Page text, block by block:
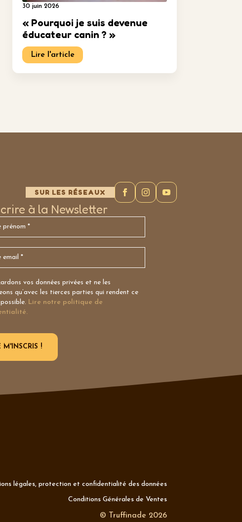
« Pourquoi je suis devenue
éducateur canin ? »
30 juin 2026
Lire l'article
SUR LES RÉSEAUX
à la Newsletter
vos données privées et ne les
qu’avec les tierces parties qui rendent ce
Lire notre politique de
légales, protection et confidentialité des données
Conditions Générales de Ventes
© Truffinade 2026